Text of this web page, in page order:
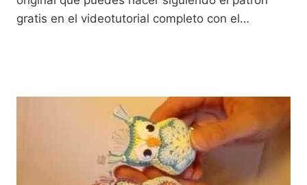
gratis en el videotutorial completo con el…